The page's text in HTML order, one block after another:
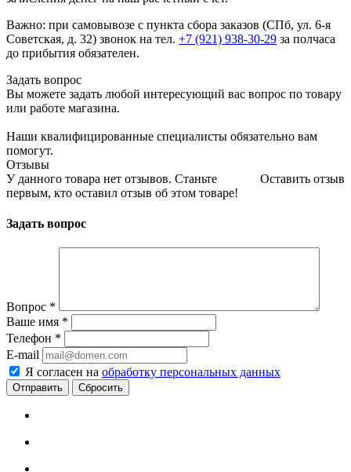
Важно: при самовывозе с пункта сборa заказов (СПб, ул. 6-я
Советская, д. 32) звонок на тел. +7 (921) 938-30-29 за полчаса
до прибытия обязателен.
Задать вопрос
Вы можете задать любой интересующий вас вопрос по товару
или работе магазина.
Наши квалифицированные специалисты обязательно вам
помогут.
Отзывы
Оставить отзыв
У данного товара нет отзывов. Станьте
первым, кто оставил отзыв об этом товаре!
Задать вопрос
Вопрос *
Ваше имя *
Телефон *
E-mail
Я согласен на обработку персональных данных
Сбросить